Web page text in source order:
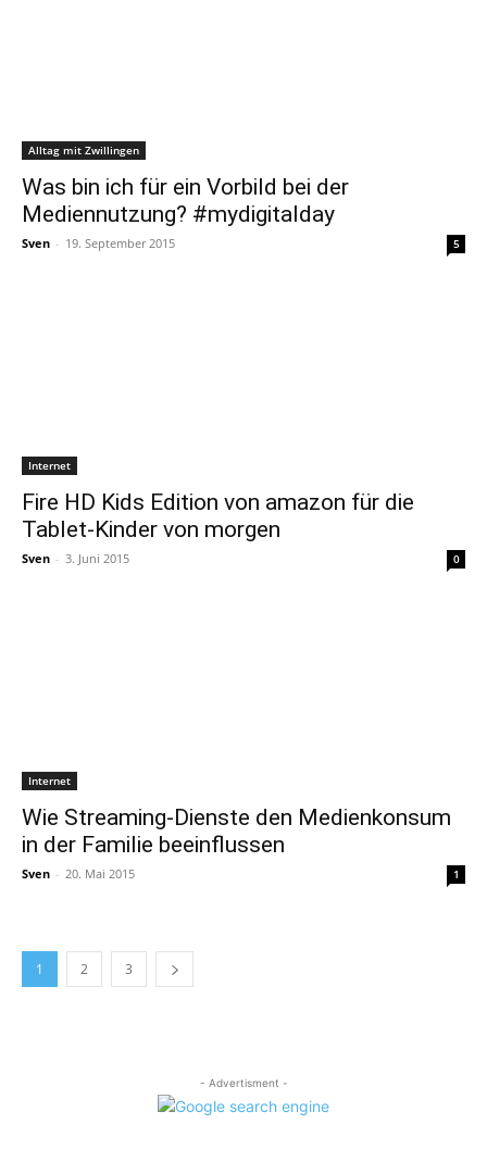
Alltag mit Zwillingen
Was bin ich für ein Vorbild bei der
Mediennutzung? #mydigitalday
Sven - 19. September 2015 5
Internet
Fire HD Kids Edition von amazon für die
Tablet-Kinder von morgen
Sven - 3. Juni 2015 0
Internet
Wie Streaming-Dienste den Medienkonsum
in der Familie beeinflussen
Sven - 20. Mai 2015 1
1 2 3
- Advertisment -